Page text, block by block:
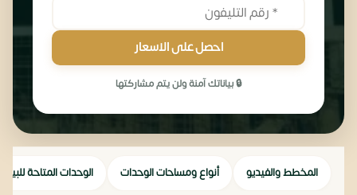
احصل على الاسعار
🔒 بياناتك آمنة ولن يتم مشاركتها
المخطط والفيديو أنواع ومساحات الوحدات الوحدات المتاحة للبيع